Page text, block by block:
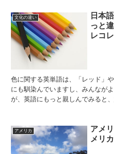
文化の違い
日本
っと
レコレ
色に関する英単語は、「レッド」
にも馴染んでいますし、みんなが
が、英語にもっと親しんでみると
アメリカ
アメ
メリ